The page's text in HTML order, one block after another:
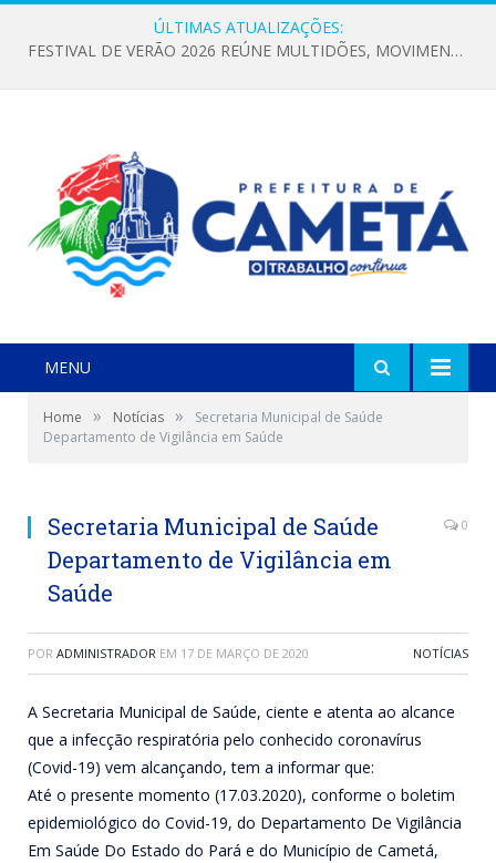
ÚLTIMAS ATUALIZAÇÕES:
FESTIVAL DE VERÃO 2026 REÚNE MULTIDÕES, MOVIMENTA A ECONOMIA E FORTALECE A CULTURA LOCAL
MENU
Home » Notícias »
Secretaria Municipal de Saúde
Departamento de Vigilância em Saúde
Secretaria Municipal de Saúde
Departamento de Vigilância em
Saúde
0
POR ADMINISTRADOR EM 17 DE MARÇO DE 2020 NOTÍCIAS
A Secretaria Municipal de Saúde, ciente e atenta ao alcance
que a infecção respiratória pelo conhecido coronavírus
(Covid-19) vem alcançando, tem a informar que:
Até o presente momento (17.03.2020), conforme o boletim
epidemiológico do Covid-19, do Departamento De Vigilância
Em Saúde Do Estado do Pará e do Município de Cametá,